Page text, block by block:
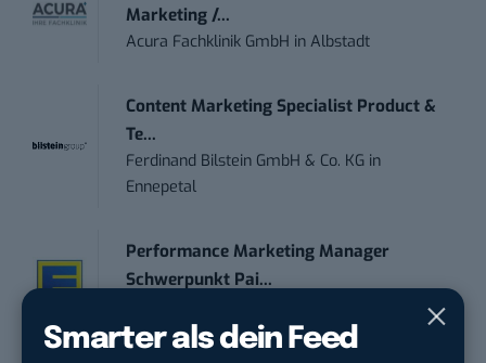
Smarter als dein Feed
Marketing /...
Acura Fachklinik GmbH inAlbstadt
Content Marketing Specialist Product &
Te...
Ferdinand Bilstein GmbH & Co. KG in
Ennepetal
Performance Marketing Manager
Schwerpunkt Pai...
Offenburg